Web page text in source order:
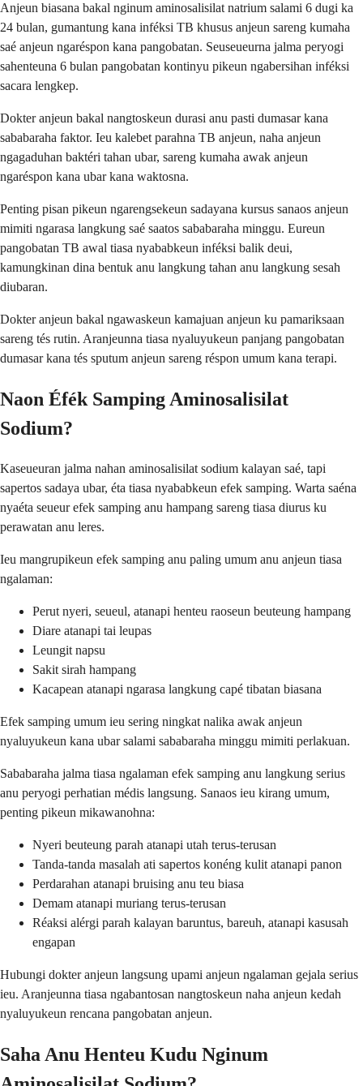
Anjeun biasana bakal nginum aminosalisilat natrium salami 6 dugi ka
24 bulan, gumantung kana inféksi TB khusus anjeun sareng kumaha
saé anjeun ngaréspon kana pangobatan. Seuseueurna jalma peryogi
sahenteuna 6 bulan pangobatan kontinyu pikeun ngabersihan inféksi
sacara lengkep.
Dokter anjeun bakal nangtoskeun durasi anu pasti dumasar kana
sababaraha faktor. Ieu kalebet parahna TB anjeun, naha anjeun
ngagaduhan baktéri tahan ubar, sareng kumaha awak anjeun
ngaréspon kana ubar kana waktosna.
Penting pisan pikeun ngarengsekeun sadayana kursus sanaos anjeun
mimiti ngarasa langkung saé saatos sababaraha minggu. Eureun
pangobatan TB awal tiasa nyababkeun inféksi balik deui,
kamungkinan dina bentuk anu langkung tahan anu langkung sesah
diubaran.
Dokter anjeun bakal ngawaskeun kamajuan anjeun ku pamariksaan
sareng tés rutin. Aranjeunna tiasa nyaluyukeun panjang pangobatan
dumasar kana tés sputum anjeun sareng réspon umum kana terapi.
Naon Éfék Samping Aminosalisilat
Sodium?
Kaseueuran jalma nahan aminosalisilat sodium kalayan saé, tapi
sapertos sadaya ubar, éta tiasa nyababkeun efek samping. Warta saéna
nyaéta seueur efek samping anu hampang sareng tiasa diurus ku
perawatan anu leres.
Ieu mangrupikeun efek samping anu paling umum anu anjeun tiasa
ngalaman:
Perut nyeri, seueul, atanapi henteu raoseun beuteung hampang
Diare atanapi tai leupas
Leungit napsu
Sakit sirah hampang
Kacapean atanapi ngarasa langkung capé tibatan biasana
Efek samping umum ieu sering ningkat nalika awak anjeun
nyaluyukeun kana ubar salami sababaraha minggu mimiti perlakuan.
Sababaraha jalma tiasa ngalaman efek samping anu langkung serius
anu peryogi perhatian médis langsung. Sanaos ieu kirang umum,
penting pikeun mikawanohna:
Nyeri beuteung parah atanapi utah terus-terusan
Tanda-tanda masalah ati sapertos konéng kulit atanapi panon
Perdarahan atanapi bruising anu teu biasa
Demam atanapi muriang terus-terusan
Réaksi alérgi parah kalayan baruntus, bareuh, atanapi kasusah
engapan
Hubungi dokter anjeun langsung upami anjeun ngalaman gejala serius
ieu. Aranjeunna tiasa ngabantosan nangtoskeun naha anjeun kedah
nyaluyukeun rencana pangobatan anjeun.
Saha Anu Henteu Kudu Nginum